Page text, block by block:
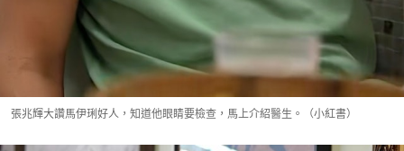
張兆輝大讚馬伊琍好人，知道他眼睛要檢查，馬上介紹醫生。（小紅書）